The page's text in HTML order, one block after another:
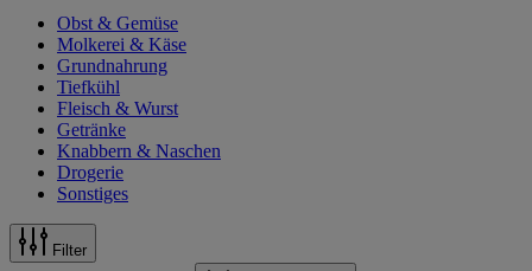
Obst & Gemüse
Molkerei & Käse
Grundnahrung
Tiefkühl
Fleisch & Wurst
Getränke
Knabbern & Naschen
Drogerie
Sonstiges
Filter